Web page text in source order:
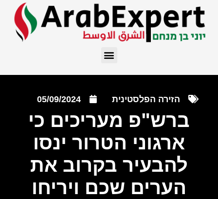
הזירה הפלסטינית 05/09/2024
ברש"פ מעריכים כי
ארגוני הטרור ינסו
להבעיר בקרוב את
הערים שכם ויריחו